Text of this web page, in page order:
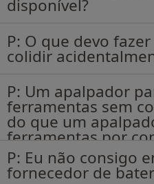
disponível?
P: O que devo
colidir
P: Um apalpador
ferramentas sem
do que um
ferramentas por
P: Eu não consigo
fornecedor de